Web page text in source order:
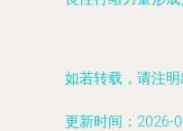
如若转载，请注
更新时间：2026-